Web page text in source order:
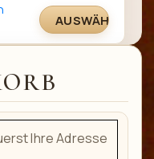
AUSWÄHLEN
Ihre Adresse